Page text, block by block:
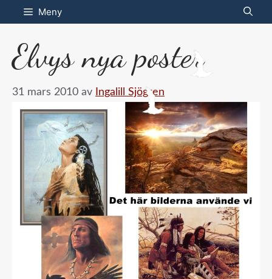
Hoppa
till
innehåll
Meny
Elvys nya poster
31 mars 2010 av Ingalill Sjögren